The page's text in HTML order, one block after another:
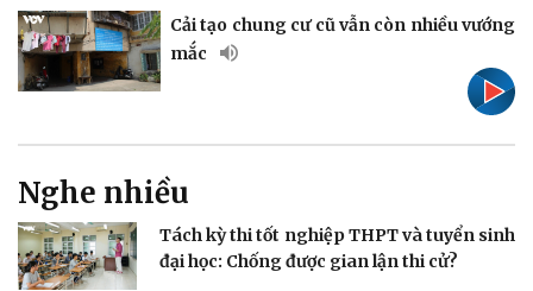
Lịch thi đấu bóng đá
Thế giới thể thao
eSports
Hậu trường
Xe máy
Tư vấn
Doanh nghiệp
Thông tin doanh nghiệp
Công nghệ
Cải tạo chung cư cũ vẫn còn nhiều vướng
mắc
Nghe nhiều
Tách kỳ thi tốt nghiệp THPT và tuyển sinh
đại học: Chống được gian lận thi cử?